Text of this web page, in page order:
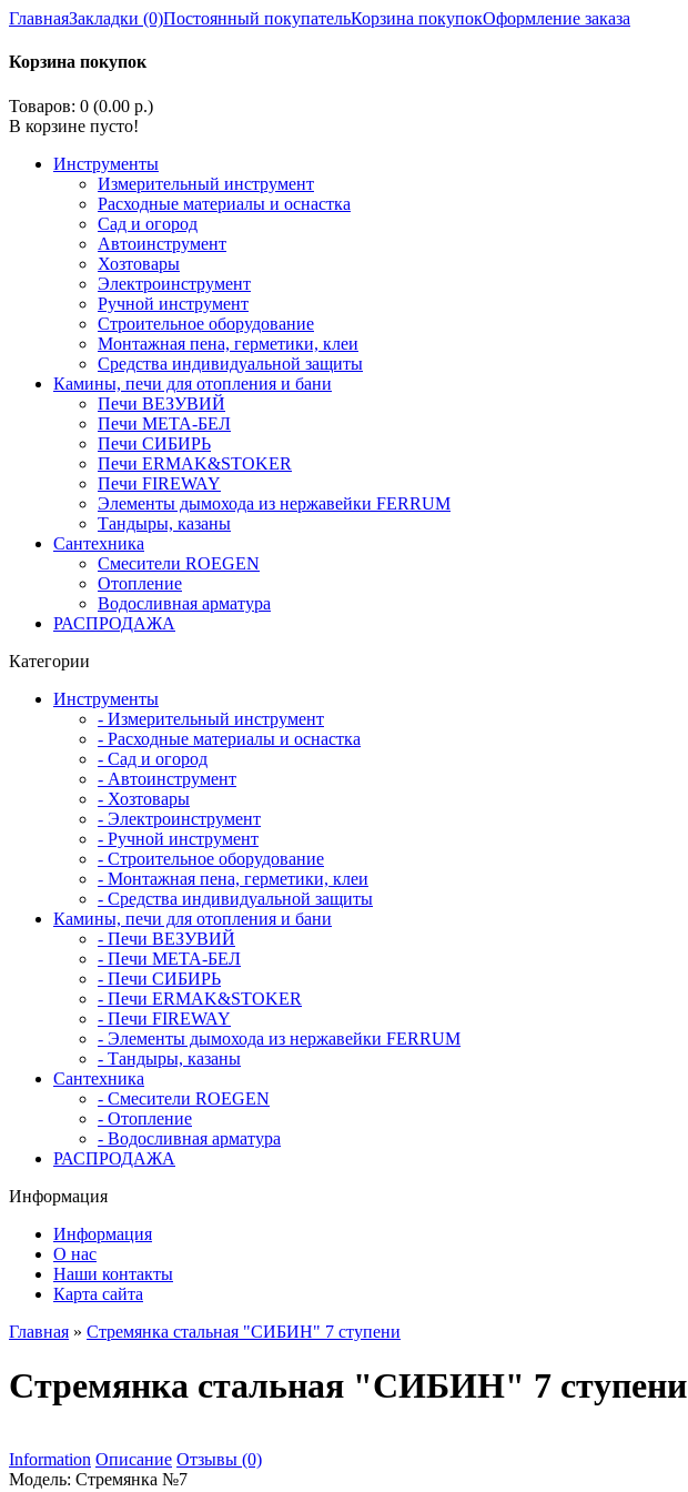
ГлавнаяЗакладки (0)Постоянный покупательКорзина покупокОформление заказа
Корзина покупок
Товаров: 0 (0.00 р.)
В корзине пусто!
Инструменты
Измерительный инструмент
Расходные материалы и оснастка
Сад и огород
Автоинструмент
Хозтовары
Электроинструмент
Ручной инструмент
Строительное оборудование
Монтажная пена, герметики, клеи
Средства индивидуальной защиты
Камины, печи для отопления и бани
Печи ВЕЗУВИЙ
Печи МЕТА-БЕЛ
Печи СИБИРЬ
Печи ERMAK&STOKER
Печи FIREWAY
Элементы дымохода из нержавейки FERRUM
Тандыры, казаны
Сантехника
Смесители ROEGEN
Отопление
Водосливная арматура
РАСПРОДАЖА
Категории
Инструменты
- Измерительный инструмент
- Расходные материалы и оснастка
- Сад и огород
- Автоинструмент
- Хозтовары
- Электроинструмент
- Ручной инструмент
- Строительное оборудование
- Монтажная пена, герметики, клеи
- Средства индивидуальной защиты
Камины, печи для отопления и бани
- Печи ВЕЗУВИЙ
- Печи МЕТА-БЕЛ
- Печи СИБИРЬ
- Печи ERMAK&STOKER
- Печи FIREWAY
- Элементы дымохода из нержавейки FERRUM
- Тандыры, казаны
Сантехника
- Смесители ROEGEN
- Отопление
- Водосливная арматура
РАСПРОДАЖА
Информация
Информация
О нас
Наши контакты
Карта сайта
Главная » Стремянка стальная "СИБИН" 7 ступени
Стремянка стальная "СИБИН" 7 ступени
Information Описание Отзывы (0)
Модель: Стремянка №7